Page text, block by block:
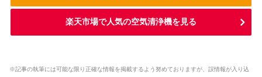
楽天市場で人気の空気清浄機を見る
※記事の執筆には可能な限り正確な情報を掲載するよう努めておりますが、誤情報が入り込